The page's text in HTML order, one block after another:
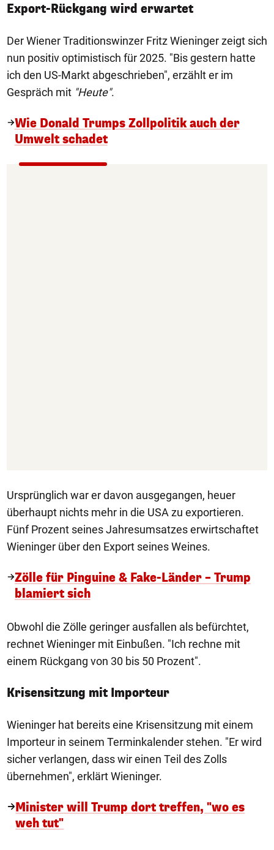
Export-Rückgang wird erwartet
Der Wiener Traditionswinzer Fritz Wieninger zeigt sich
nun positiv optimistisch für 2025. "Bis gestern hatte
ich den US-Markt abgeschrieben", erzählt er im
Gespräch mit "Heute".
Wie Donald Trumps Zollpolitik auch der
Umwelt schadet
Ursprünglich war er davon ausgegangen, heuer
überhaupt nichts mehr in die USA zu exportieren.
Fünf Prozent seines Jahresumsatzes erwirtschaftet
Wieninger über den Export seines Weines.
Zölle für Pinguine & Fake-Länder – Trump
blamiert sich
Obwohl die Zölle geringer ausfallen als befürchtet,
rechnet Wieninger mit Einbußen. "Ich rechne mit
einem Rückgang von 30 bis 50 Prozent".
Krisensitzung mit Importeur
Wieninger hat bereits eine Krisensitzung mit einem
Importeur in seinem Terminkalender stehen. "Er wird
sicher verlangen, dass wir einen Teil des Zolls
übernehmen", erklärt Wieninger.
Minister will Trump dort treffen, "wo es
weh tut"